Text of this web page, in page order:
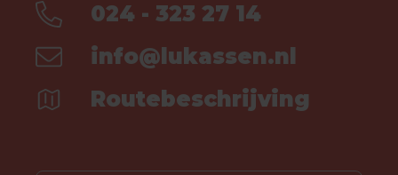
024 - 323 27 14
info@lukassen.nl
Routebeschrijving